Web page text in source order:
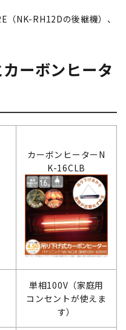
（NK-RH12Dの後継機）、
ーボンヒータ
カーボンヒーターN
K-16CLB
単相100V（家庭用
コンセントが使えま
す）